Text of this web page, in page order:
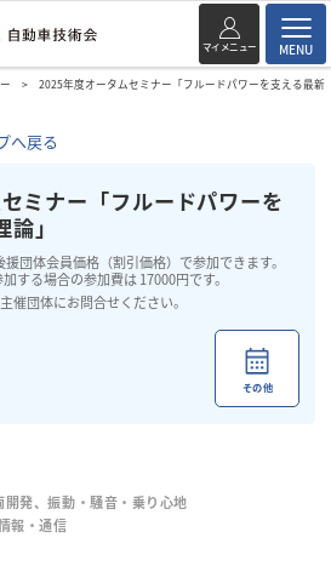
マイメニュー MENU
2025年度オータムセミナー「フルードパワーを支える最新
へ戻る
ミナー「フルードパワーを
」
団体会員価格（割引価格）で参加できます。
する場合の参加費は 17000円です。
催団体にお問合せください。
その他
発、振動・騒音・乗り心地
情報・通信